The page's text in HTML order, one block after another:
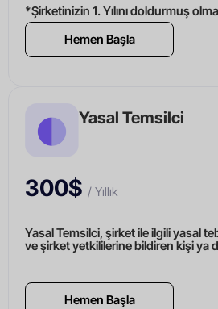
*Şirketinizin 1. Yılını doldurmuş
Hemen Başla
Yasal Temsilci
300$ / Yıllık
Yasal Temsilci, şirket ile ilgili yasal
ve şirket yetkililerine bildiren kişi ya
Hemen Başla